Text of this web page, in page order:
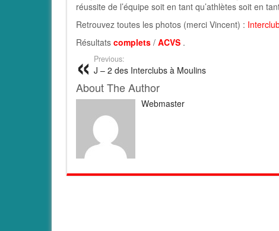
réussite de l’équipe soit en tant qu’athlètes soit en
Retrouvez toutes les photos (merci Vincent) :
Résultats complets / ACVS .
Previous:
J – 2 des Interclubs à Moulins
About The Author
Webmaster